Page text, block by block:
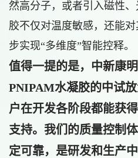
然高分子，或者引入磁性
胶不仅对温度敏感，还能
步实现“多维度”智能控释。
值得一提的是，中新康
PNIPAM水凝胶的中试
户在开发各阶段都能获
支持。我们的质量控制
定可靠，是研发和生产